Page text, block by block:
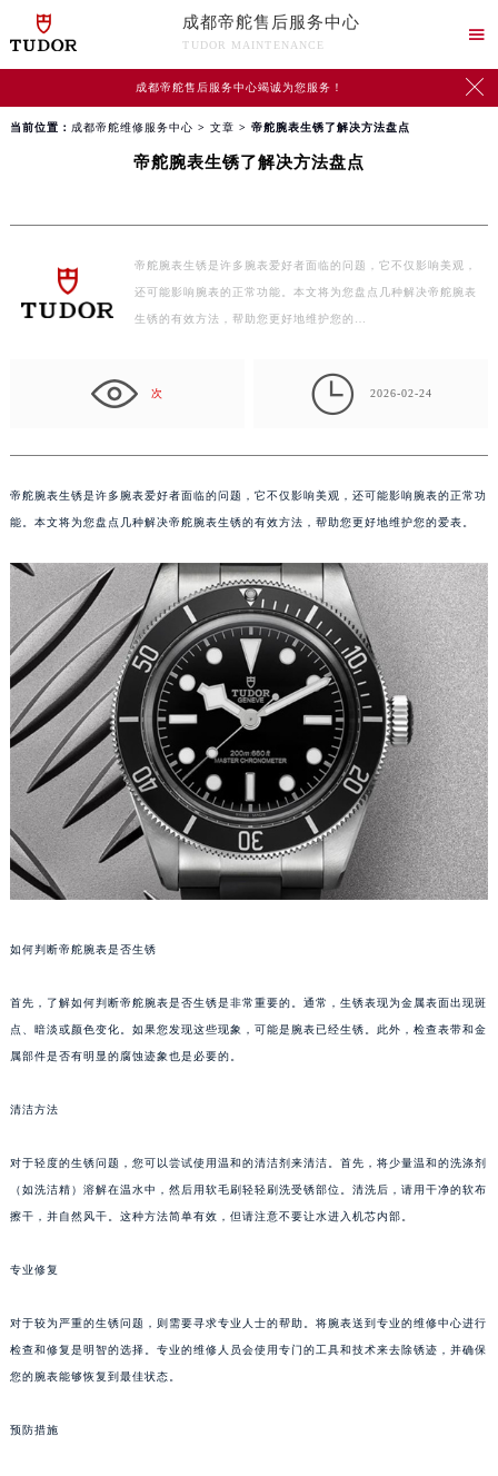
成都帝舵售后服务中心
TUDOR MAINTENANCE

成都帝舵售后服务中心竭诚为您服务！ 
当前位置： 成都帝舵维修服务中心 > 文章 > 帝舵腕表生锈了解决方法盘点
帝舵腕表生锈了解决方法盘点
帝舵腕表生锈是许多腕表爱好者面临的问题，它不仅影响美观，
还可能影响腕表的正常功能。本文将为您盘点几种解决帝舵腕表
生锈的有效方法，帮助您更好地维护您的…
次  2026-02-24
帝舵腕表生锈是许多腕表爱好者面临的问题，它不仅影响美观，还可能影响腕表的正常功
能。本文将为您盘点几种解决帝舵腕表生锈的有效方法，帮助您更好地维护您的爱表。
如何判断帝舵腕表是否生锈
首先，了解如何判断帝舵腕表是否生锈是非常重要的。通常，生锈表现为金属表面出现斑
点、暗淡或颜色变化。如果您发现这些现象，可能是腕表已经生锈。此外，检查表带和金
属部件是否有明显的腐蚀迹象也是必要的。
清洁方法
对于轻度的生锈问题，您可以尝试使用温和的清洁剂来清洁。首先，将少量温和的洗涤剂
（如洗洁精）溶解在温水中，然后用软毛刷轻轻刷洗受锈部位。清洗后，请用干净的软布
擦干，并自然风干。这种方法简单有效，但请注意不要让水进入机芯内部。
专业修复
对于较为严重的生锈问题，则需要寻求专业人士的帮助。将腕表送到专业的维修中心进行
检查和修复是明智的选择。专业的维修人员会使用专门的工具和技术来去除锈迹，并确保
您的腕表能够恢复到最佳状态。
预防措施